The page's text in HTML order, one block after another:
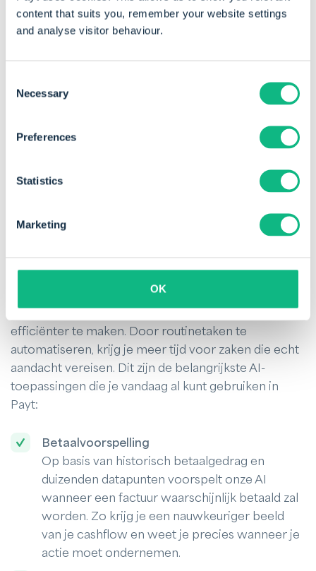
content that suits you, remember your website settings
and analyse visitor behaviour.
Selection
Necessary
Preferences
Statistics
Marketing
OK
De AI-functionaliteiten binnen Payt zijn ontworpen
om jouw debiteurenbeheer slimmer, sneller en
efficiënter te maken. Door routinetaken te
automatiseren, krijg je meer tijd voor zaken die echt
aandacht vereisen. Dit zijn de belangrijkste AI-
toepassingen die je vandaag al kunt gebruiken in
Payt:
Betaalvoorspelling
Op basis van historisch betaalgedrag en
duizenden datapunten voorspelt onze AI
wanneer een factuur waarschijnlijk betaald zal
worden. Zo krijg je een nauwkeuriger beeld
van je cashflow en weet je precies wanneer je
actie moet ondernemen.